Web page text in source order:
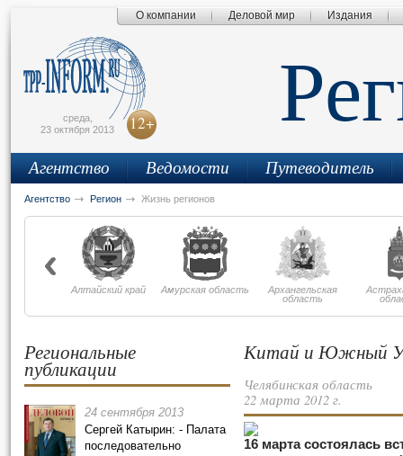
О компании Деловой мир Издания
среда,
23 октября 2013
12+
Агентство Ведомости Путеводитель
Агентство Регион Жизнь регионов
Алтайский край Амурская область
Архангельская
область
Региональные
публикации
24 сентября 2013
Сергей Катырин: - Палата
последовательно
Китай и Южный
Челябинская область
22 марта 2012 г.
16 марта состоялась